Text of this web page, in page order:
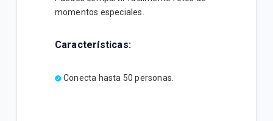
momentos especiales.
Características:
Conecta hasta 50 personas.